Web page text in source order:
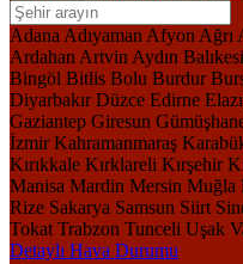
Adana Adıyaman Afyon Ağrı
Ardahan Artvin Aydın
Bingöl Bitlis Bolu Burdur
Diyarbakır Düzce Edirne
Gaziantep Giresun
İzmir Kahramanmaraş
Kırıkkale Kırklareli Kırşehir
Manisa Mardin Mersin Muğla
Rize Sakarya Samsun Siirt
Tokat Trabzon Tunceli Uşak
Detaylı Hava Durumu